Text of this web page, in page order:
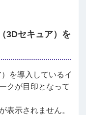
3Dセキュア）を
を導入しているイ
クが目印となって
表示されません。